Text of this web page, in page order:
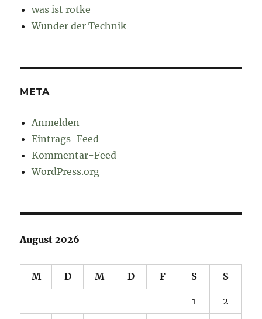
was ist rotke
Wunder der Technik
META
Anmelden
Eintrags-Feed
Kommentar-Feed
WordPress.org
August 2026
M D M D F S S
1 2